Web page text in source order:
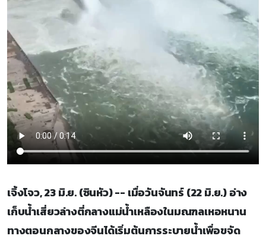
เจิ้งโจว, 23 มิ.ย. (ซินหัว) -- เมื่อวันจันทร์ (22 มิ.ย.) อ่าง
เก็บน้ำเสี่ยวล่างตี่กลางแม่น้ำเหลืองในมณฑลเหอหนาน
ทางตอนกลางของจีนได้เริ่มต้นการระบายน้ำเพื่อขจัด